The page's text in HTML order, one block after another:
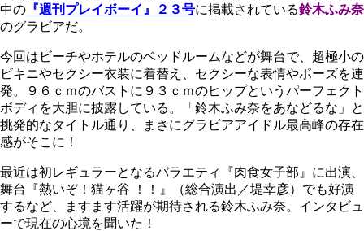
中の 『週刊プレイボーイ』２３号に掲載されている鈴木ふみ奈
のグラビアだ。
今回はビーチやホテルのベッドルームなどが舞台で、超極小の
ビキニやセクシー衣装に着替え、セクシーな表情やポーズを連
発。９６ｃｍのバストに９３ｃｍのヒップというパーフェクト
ボディを大胆に披露している。「鈴木ふみ奈をあなどるな」と
挑発的なタイトル通り、まさにグラビアアイドル最高峰の存在
感がそこに！
最近は初レギュラーとなるバラエティ『肉食女子部』に出演、
舞台『熱いぞ！猫ヶ谷 ！！』（総合演出／堤幸彦）でも好演
するなど、ますます活躍が期待される鈴木ふみ奈。インタビュ
ーで現在の心境を聞いた！